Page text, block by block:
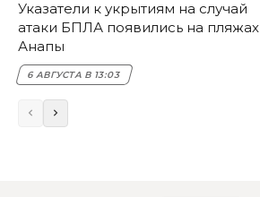
Указатели к укрытиям на случай
атаки БПЛА появились на пляжах
Анапы
6 АВГУСТА В 13:03